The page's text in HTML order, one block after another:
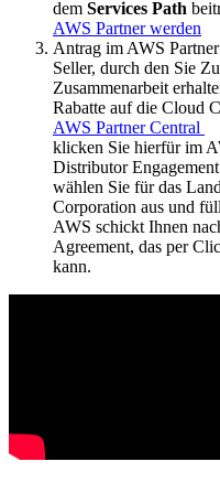
dem Services Path
AWS Partner werden
Antrag im AWS
Seller, durch den Sie
Zusammenarbeit
Rabatte auf die Cloud
AWS Partner Central
klicken Sie hierfür im
Distributor
wählen Sie für das
Corporation aus und
AWS schickt Ihnen
Agreement, das per
kann.